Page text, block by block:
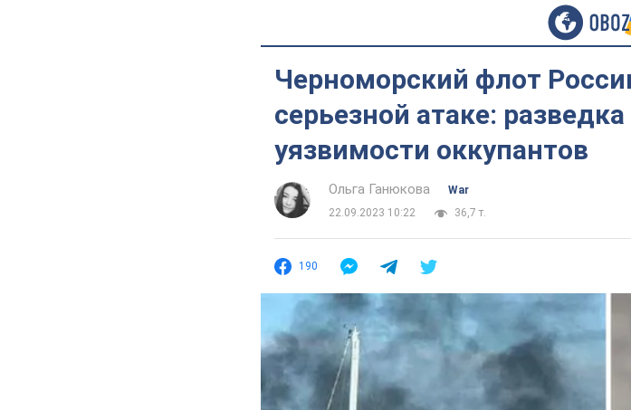
Черноморский флот
серьезной атаке:
уязвимости оккупантов
Ольга Ганюкова
War
22.09.2023 10:22
36,7 т.
190